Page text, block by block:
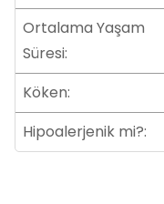
Ortalama Yaşam
Süresi:
Köken:
Hipoalerjenik mi?: